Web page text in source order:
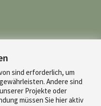
sind erforderlich, um
Andere sind
Projekte oder
müssen Sie hier aktiv